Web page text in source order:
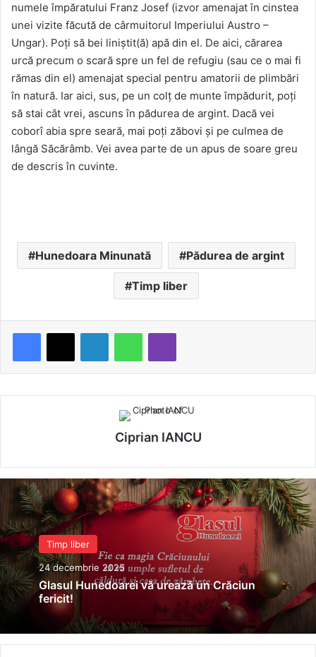
numele împăratului Franz Josef (izvor amenajat în cinstea
unei vizite făcută de cârmuitorul Imperiului Austro –
Ungar). Poţi să bei liniştit(ă) apă din el. De aici, cărarea
urcă precum o scară spre un fel de refugiu (sau ce o mai fi
rămas din el) amenajat special pentru amatorii de plimbări
în natură. Iar aici, sus, pe un colţ de munte împădurit, poţi
să stai cât vrei, ascuns în pădurea de argint. Dacă vei
coborî abia spre seară, mai poţi zăbovi şi pe culmea de
lângă Săcărâmb. Vei avea parte de un apus de soare greu
de descris în cuvinte.
Hunedoara Minunată Pădurea de argint
Timp liber
LinkedIn WhatsApp
Ciprian IANCU
Timp liber
24 decembrie 2025
Glasul Hunedoarei vă urează un Crăciun
fericit!